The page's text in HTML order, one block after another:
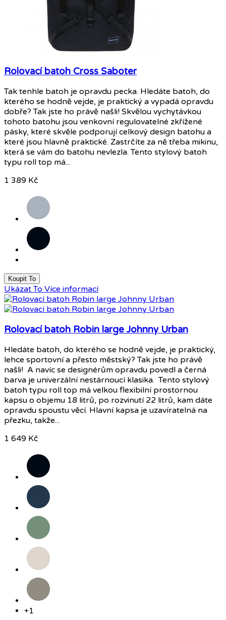
Rolovací batoh Cross Saboter
Tak tenhle batoh je opravdu pecka. Hledáte batoh, do
kterého se hodně vejde, je praktický a vypadá opravdu
dobře? Tak jste ho právě našli! Skvělou vychytávkou
tohoto batohu jsou venkovní regulovatelné zkřížené
pásky, které skvěle podporují celkový design batohu a
které jsou hlavně praktické. Zastrčíte za ně třeba mikinu,
která se vám do batohu nevlezla. Tento stylový batoh
typu roll top má...
1 389 Kč
Šedá
Černá
Koupit To
Ukázat To Více informací
Rolovací batoh Robin large Johnny Urban
Hledáte batoh, do kterého se hodně vejde, je praktický,
lehce sportovní a přesto městský? Tak jste ho právě
našli! A navíc se designérům opravdu povedl a černá
barva je univerzální nestárnoucí klasika. Tento stylový
batoh typu roll top má velkou flexibilní prostornou
kapsu o objemu 18 litrů, po rozvinutí 22 litrů, kam dáte
opravdu spoustu věcí. Hlavní kapsa je uzavíratelná na
přezku, takže...
1 649 Kč
Černá
Tmavě
modrá
Šalvějově
zelená
Pískově
šedá
Okrově
šedá
+1